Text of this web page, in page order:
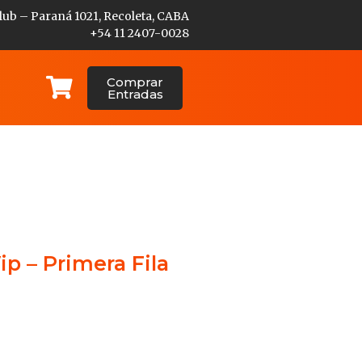
– Paraná 1021, Recoleta, CABA
+54 11 2407-0028
Comprar
Entradas
– Primera Fila